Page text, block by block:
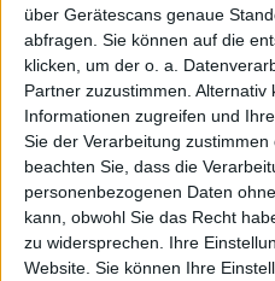
über Gerätescans genaue
abfragen. Sie können auf die
klicken, um der o. a.
Partner zuzustimmen.
Informationen zugreifen und
Sie der Verarbeitung zustimmen
beachten Sie, dass die
personenbezogenen Daten
kann, obwohl Sie das Recht
zu widersprechen. Ihre
Website. Sie können Ihre
Galerie schließen
Galerie mit 30 Bildern: Doro -